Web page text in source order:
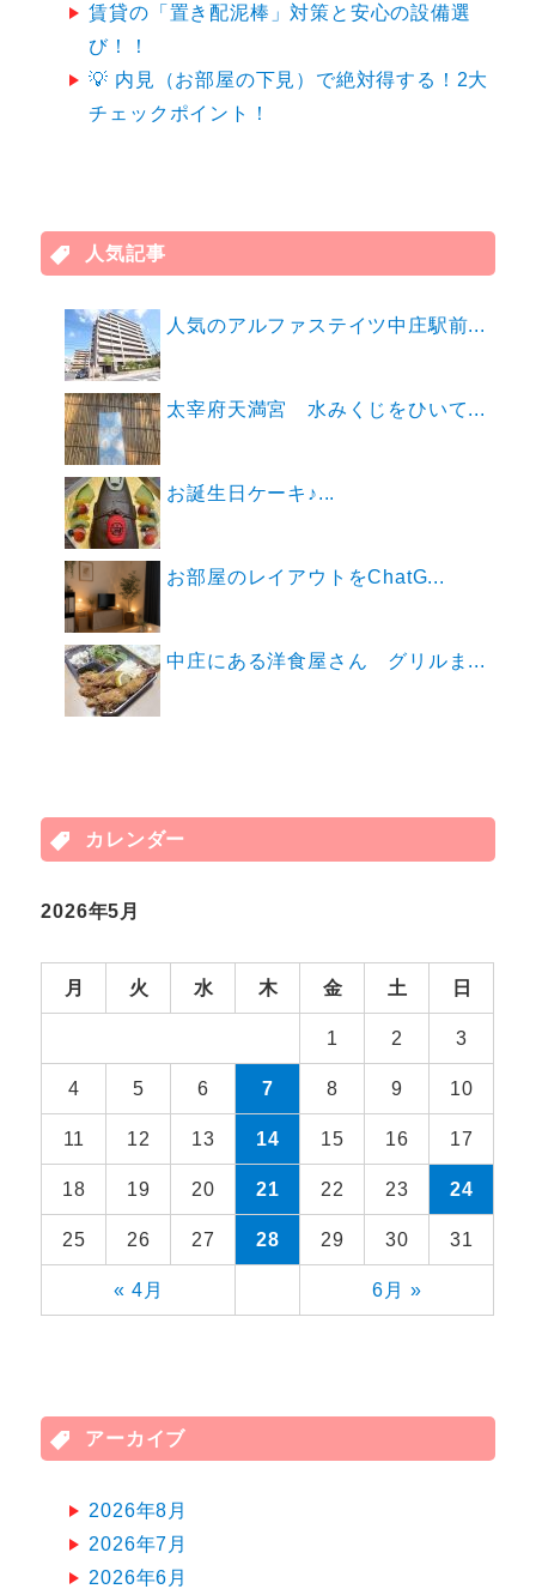
賃貸の「置き配泥棒」対策と安心の設備選
び！！
💡 内見（お部屋の下見）で絶対得する！2大
チェックポイント！
人気記事
人気のアルファステイツ中庄駅前...
太宰府天満宮 水みくじをひいて...
お誕生日ケーキ♪...
お部屋のレイアウトをChatG...
中庄にある洋食屋さん グリルま...
カレンダー
2026年5月
月 火 水 木 金 土 日
« 4月 6月 »
1 2 3
4 5 6 7 8 9 10
11 12 13 14 15 16 17
18 19 20 21 22 23 24
25 26 27 28 29 30 31
アーカイブ
2026年8月
2026年7月
2026年6月